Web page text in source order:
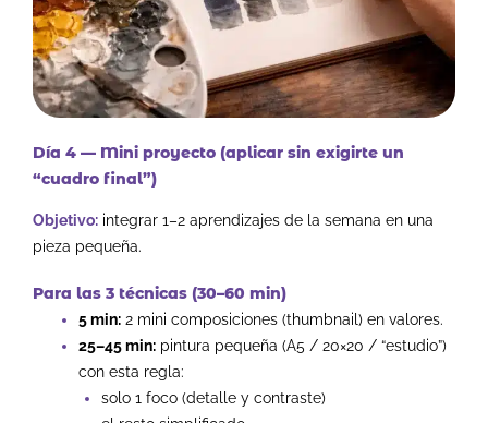
Día 4 — Mini proyecto (aplicar sin exigirte un
“cuadro final”)
Objetivo: integrar 1–2 aprendizajes de la semana en una
pieza pequeña.
Para las 3 técnicas (30–60 min)
5 min: 2 mini composiciones (thumbnail) en valores.
25–45 min: pintura pequeña (A5 / 20×20 / “estudio”)
con esta regla:
solo 1 foco (detalle y contraste)